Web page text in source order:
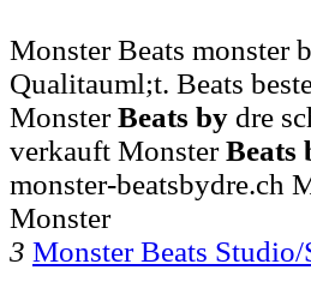
Monster Beats monster
Qualitauml;t. Beats
MonsterBeats by dre
verkauft MonsterBeats
monster-beatsbydre.ch
Monster
3 Monster Beats Studio/